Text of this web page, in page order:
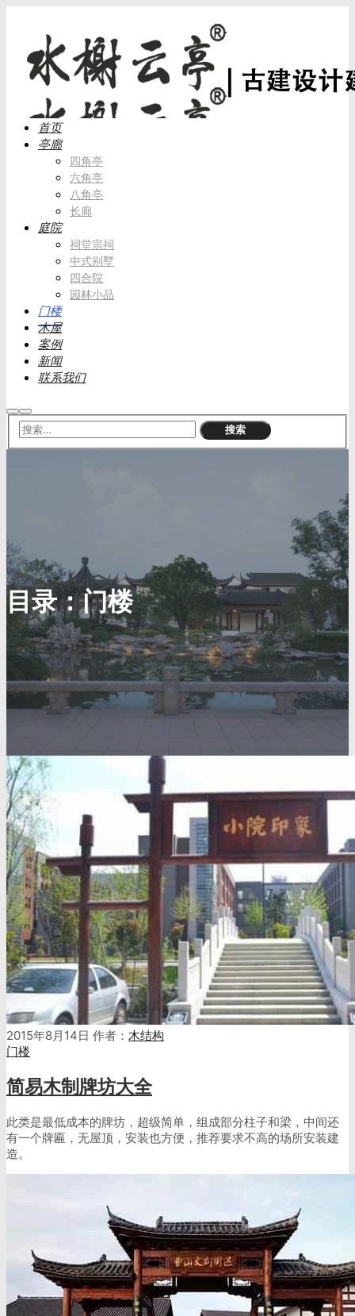
首页
亭廊
四角亭
六角亭
八角亭
长廊
庭院
祠堂宗祠
中式别墅
四合院
园林小品
门楼
木屋
案例
新闻
联系我们
搜 主
菜
单
目录：门楼
2015年8月14日 作者： 木结构
门楼
简易木制牌坊大全
此类是最低成本的牌坊，超级简单，组成部分柱子和梁，中间还
有一个牌匾，无屋顶，安装也方便，推荐要求不高的场所安装建
造。